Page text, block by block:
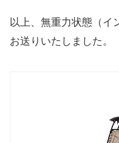
以上、無重力状態（イ
お送りいたしました。